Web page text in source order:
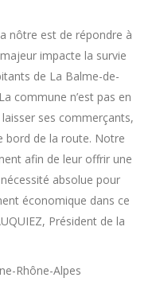
nôtre est de répondre à
impacte la survie
de La Balme-de-
commune n’est pas en
ses commerçants,
bord de la route. Notre
afin de leur offrir une
nécessité absolue pour
économique dans ce
Président de la
Rhône-Alpes